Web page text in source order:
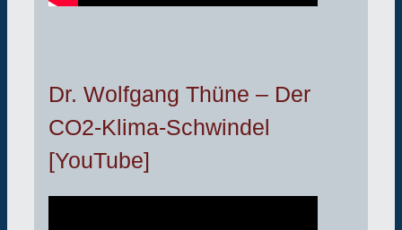
Dr. Wolfgang Thüne – Der
CO2-Klima-Schwindel
[YouTube]